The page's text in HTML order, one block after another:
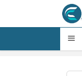
content